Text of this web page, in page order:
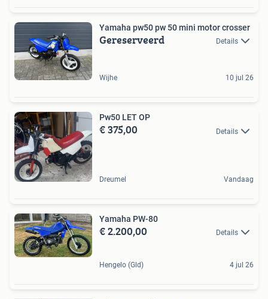
Yamaha pw50 pw 50 mini motor crosser
Gereserveerd Details
Wijhe 10 jul 26
Pw50 LET OP
€ 375,00 Details
Dreumel Vandaag
Yamaha PW-80
€ 2.200,00 Details
Hengelo (Gld) 4 jul 26